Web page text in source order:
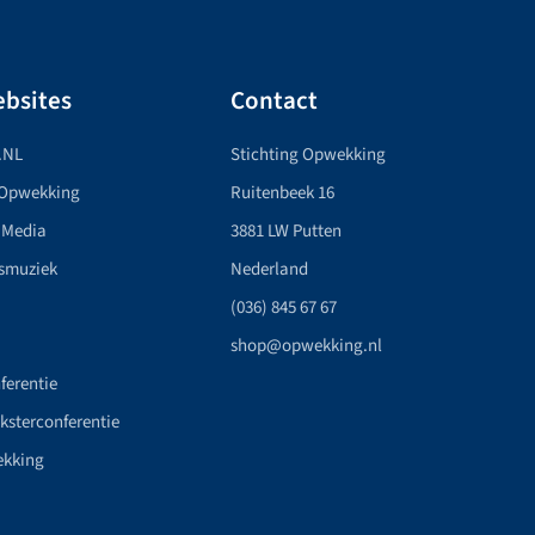
Contact
Stichting Opwekking
Ruitenbeek 16
3881 LW Putten
Nederland
(036) 845 67 67
shop@opwekking.nl